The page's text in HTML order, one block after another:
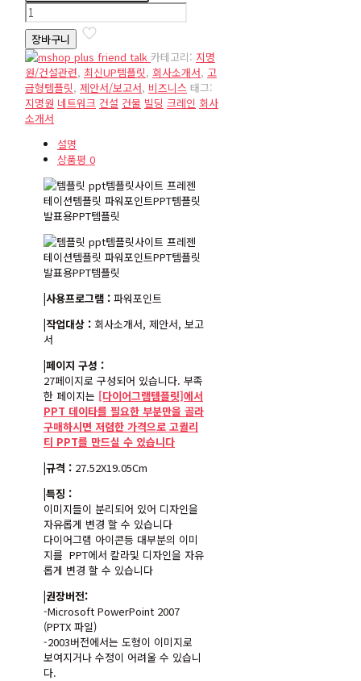
pb188-
3
수
량
장바구니
카테고리: 지명
원/건설관련, 최신UP템플릿, 회사소개서, 고
급형템플릿, 제안서/보고서, 비즈니스 태그:
지명원 네트워크 건설 건물 빌딩 크레인 회사
소개서
설명
상품평 0
|사용프로그램 : 파워포인트
|작업대상 : 회사소개서, 제안서, 보고
서
|페이지 구성 :
27페이지로 구성되어 있습니다. 부족
한 페이지는 [다이어그램템플릿]에서
PPT 데이타를 필요한 부분만을 골라
구매하시면 저렴한 가격으로 고퀄리
티 PPT를 만드실 수 있습니다
|규격 : 27.52X19.05Cm
|특징 :
이미지들이 분리되어 있어 디자인을
자유롭게 변경 할 수 있습니다
다이어그램 아이콘등 대부분의 이미
지를 PPT에서 칼라및 디자인을 자유
롭게 변경 할 수 있습니다
|권장버전:
-Microsoft PowerPoint 2007
(PPTX 파일)
-2003버전에서는 도형이 이미지로
보여지거나 수정이 어려울 수 있습니
다.